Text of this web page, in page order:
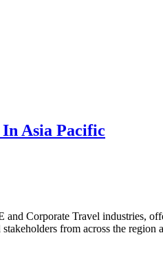
Asia Pacific
Corporate Travel industries,
from across the